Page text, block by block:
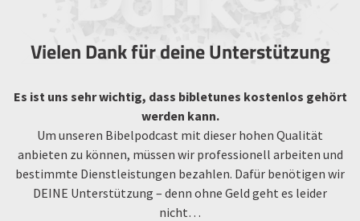
Vielen Dank für deine Unterstützung
Es ist uns sehr wichtig, dass bibletunes kostenlos gehört
werden kann.
Um unseren Bibelpodcast mit dieser hohen Qualität
anbieten zu können, müssen wir professionell arbeiten und
bestimmte Dienstleistungen bezahlen. Dafür benötigen wir
DEINE Unterstützung – denn ohne Geld geht es leider
nicht…